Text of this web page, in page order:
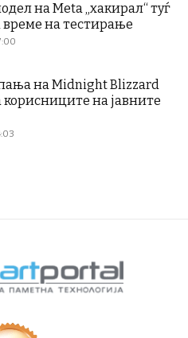
на Meta „хакирал“ туѓ
време на тестирање
на Midnight Blizzard
корисниците на јавните